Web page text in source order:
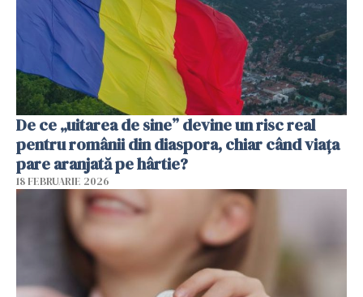
De ce „uitarea de sine” devine un risc real
pentru românii din diaspora, chiar când viața
pare aranjată pe hârtie?
18 FEBRUARIE 2026